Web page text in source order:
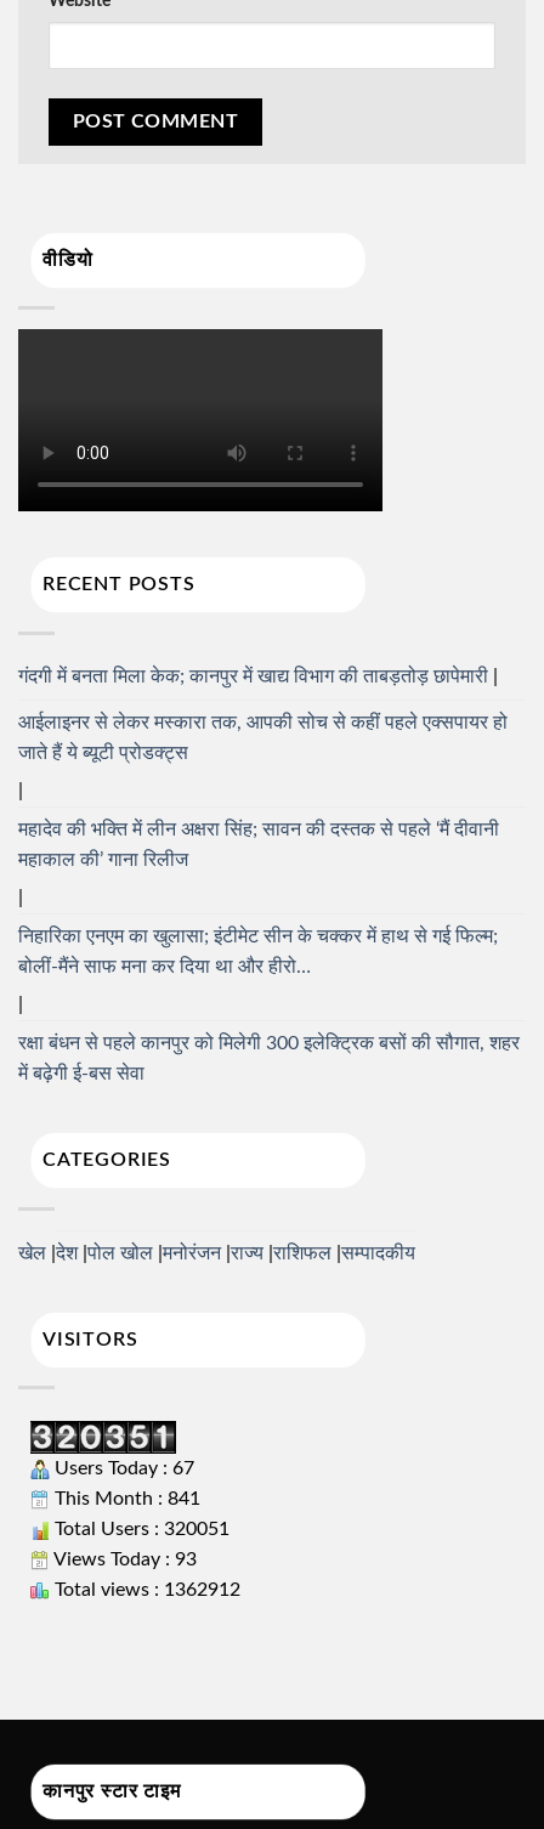
वीडियो
RECENT POSTS
गंदगी में बनता मिला केक; कानपुर में खाद्य विभाग की ताबड़तोड़ छापेमारी
आईलाइनर से लेकर मस्कारा तक, आपकी सोच से कहीं पहले एक्सपायर हो
जाते हैं ये ब्यूटी प्रोडक्ट्स
महादेव की भक्ति में लीन अक्षरा सिंह; सावन की दस्तक से पहले ‘मैं दीवानी
महाकाल की’ गाना रिलीज
निहारिका एनएम का खुलासा; इंटीमेट सीन के चक्कर में हाथ से गई फिल्म;
बोलीं-मैंने साफ मना कर दिया था और हीरो…
रक्षा बंधन से पहले कानपुर को मिलेगी 300 इलेक्ट्रिक बसों की सौगात, शहर
में बढ़ेगी ई-बस सेवा
CATEGORIES
खेल देश पोल खोल मनोरंजन राज्य राशिफल सम्पादकीय
VISITORS
Users Today : 67
This Month : 841
Total Users : 320051
Views Today : 93
Total views : 1362912
कानपुर स्टार टाइम